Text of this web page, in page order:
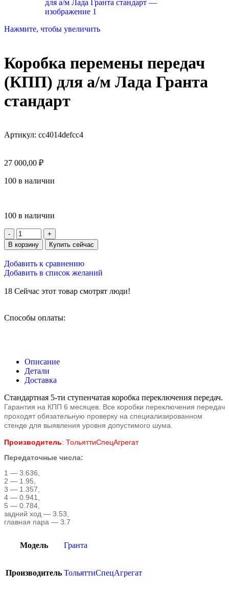
Нажмите, чтобы увеличить
Коробка перемены передач
(КПП) для а/м Лада Гранта
стандарт
Артикул: cc4014defcc4
27 000,00 ₽
100 в наличии
100 в наличии
В корзину Купить сейчас
Добавить к сравнению
Добавить в список желаний
18 Сейчас этот товар смотрят люди!
Способы оплаты:
Описание
Детали
Доставка
Стандартная 5-ти ступенчатая коробка переключения передач.
Гарантия на КПП 6 месяцев. Все коробки переключения передач
проходят обязательную проверку на специализированном
стенде для выявления уровня допустимого шума.
Производитель: ТольяттиСпецАгрегат
Передаточные числа:
1 — 3.636,
2 — 1.95,
3 — 1.357,
4 — 0.941,
5 — 0.784,
задний ход — 3.53,
главная пара — 3.7
Модель Гранта
Производитель ТольяттиСпецАгрегат